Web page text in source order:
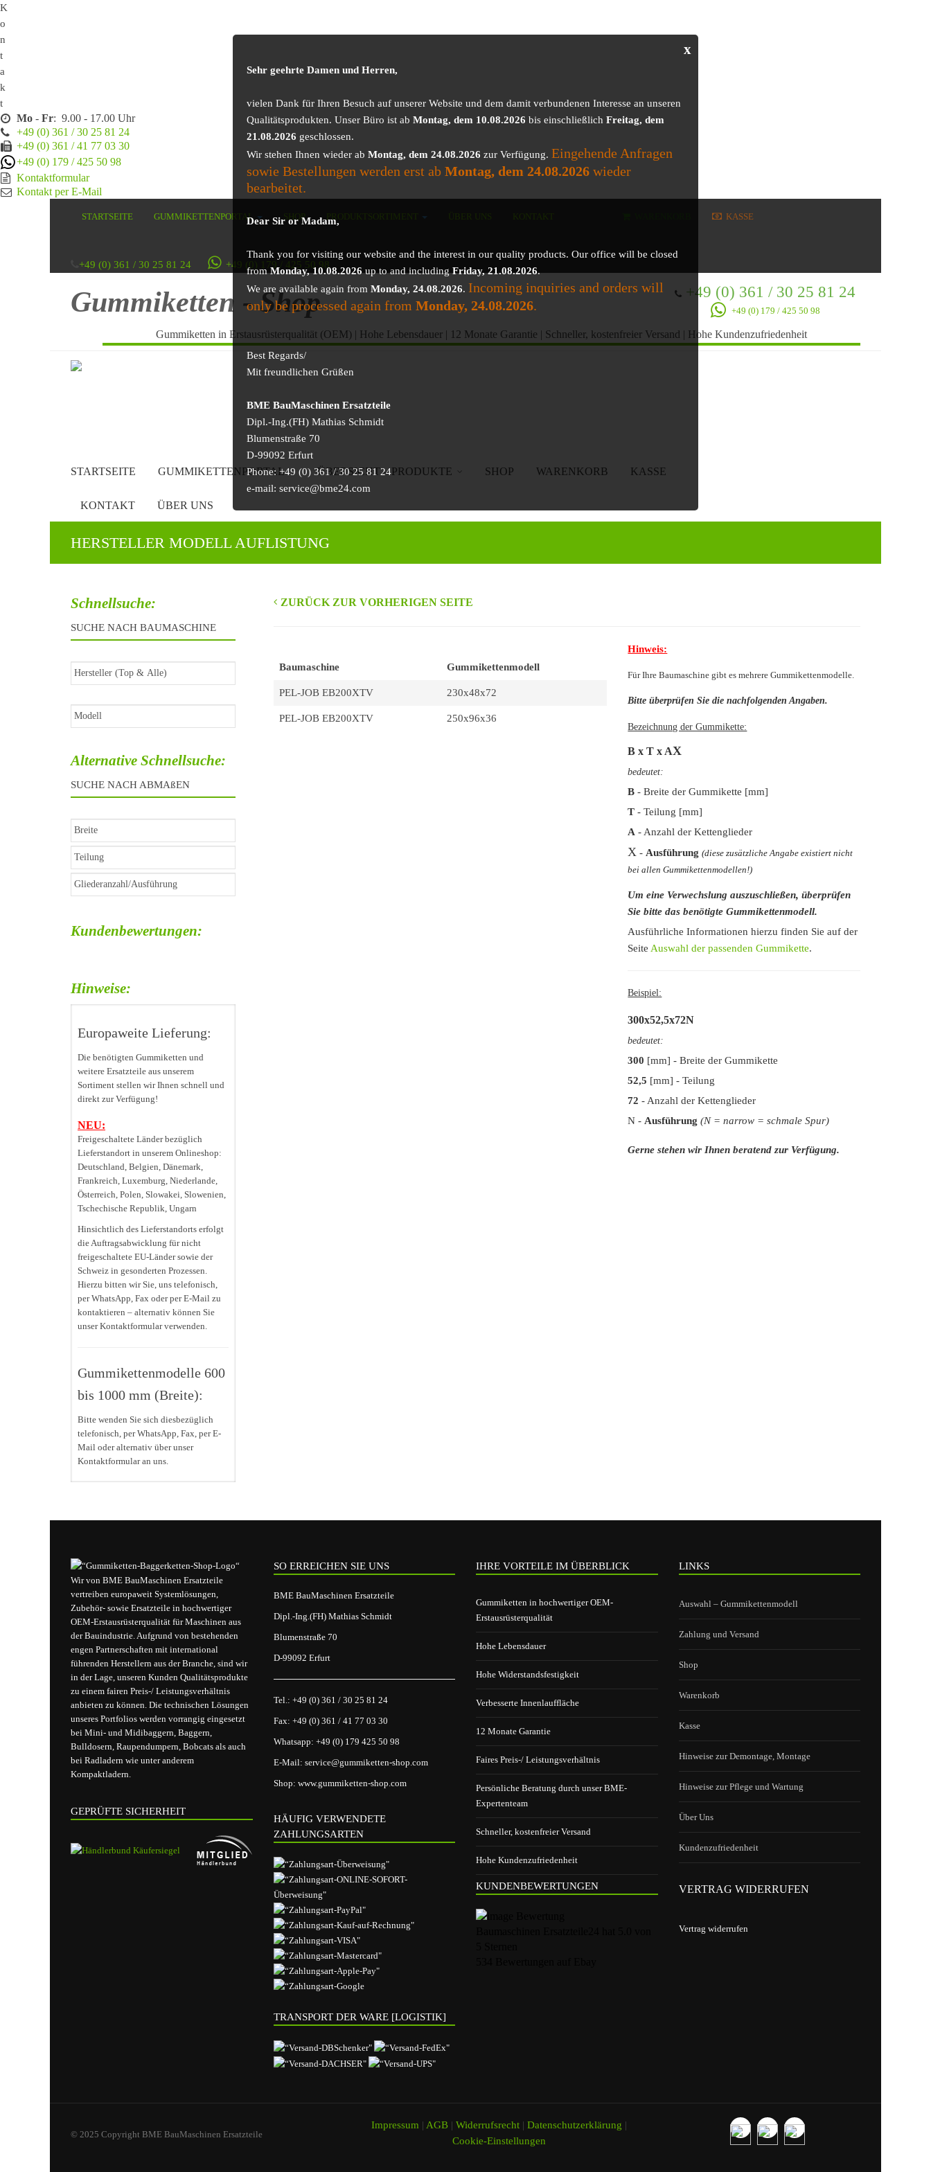
K
o
n
t
a
k
t
Mo - Fr: 9.00 - 17.00 Uhr
+49 (0) 361 / 30 25 81 24
+49 (0) 361 / 41 77 03 30
+49 (0) 179 / 425 50 98
Kontaktformular
Kontakt per E-Mail
STARTSEITE GUMMIKETTENPORTAL SHOP PRODUKTSORTIMENT ÜBER UNS KONTAKT KASSE
+49 (0) 361 / 30 25 81 24 +49 (0) 179 / 425 50 98
+49 (0) 361 / 30 25 81 24
+49 (0) 179 / 425 50 98
Gummiketten - Shop
x
Sehr geehrte Damen und Herren,
vielen Dank für Ihren Besuch auf unserer Website und dem damit verbundenen Interesse an unseren
Qualitätsprodukten. Unser Büro ist ab Montag, dem 10.08.2026 bis einschließlich Freitag, dem
21.08.2026 geschlossen.
Wir stehen Ihnen wieder ab Montag, dem 24.08.2026 zur Verfügung. Eingehende Anfragen
sowie Bestellungen werden erst ab Montag, dem 24.08.2026 wieder
bearbeitet.
Dear Sir or Madam,
Thank you for visiting our website and the interest in our quality products. Our office will be closed
fromMonday, 10.08.2026up to and includingFriday, 21.08.2026.
We are available again from Monday, 24.08.2026. Incoming inquiries and orders will
only be processed again from Monday, 24.08.2026.
Best Regards/
Mit freundlichen Grüßen
BME BauMaschinen Ersatzteile
Dipl.-Ing.(FH) Mathias Schmidt
Blumenstraße 70
D-99092 Erfurt
Phone: +49 (0) 361 / 30 25 81 24
e-mail: service@bme24.com
Gummiketten in Erstausrüsterqualität (OEM) | Hohe Lebensdauer | 12 Monate Garantie | Schneller, kostenfreier Versand | Hohe Kundenzufriedenheit
STARTSEITE GUMMIKETTENPORTAL ÜBERSICHT – PRODUKTE SHOP WARENKORB KASSE
KONTAKT ÜBER UNS
HERSTELLER MODELL AUFLISTUNG
ZURÜCK ZUR VORHERIGEN SEITE
Baumaschine Gummikettenmodell
PEL-JOB EB200XTV 230x48x72
PEL-JOB EB200XTV 250x96x36
Hinweis:
Für Ihre Baumaschine gibt es mehrere Gummikettenmodelle.
Bitte überprüfen Sie die nachfolgenden Angaben.
Bezeichnung der Gummikette:
B x T x AX
bedeutet:
B - Breite der Gummikette [mm]
T - Teilung [mm]
A - Anzahl der Kettenglieder
X - Ausführung (diese zusätzliche Angabe existiert nicht
bei allen Gummikettenmodellen!)
Um eine Verwechslung auszuschließen, überprüfen
Sie bitte das benötigte Gummikettenmodell.
Ausführliche Informationen hierzu finden Sie auf der
Seite Auswahl der passenden Gummikette.
Beispiel:
300x52,5x72N
bedeutet:
300 [mm] - Breite der Gummikette
52,5 [mm] - Teilung
72 - Anzahl der Kettenglieder
N - Ausführung (N = narrow = schmale Spur)
Gerne stehen wir Ihnen beratend zur Verfügung.
Schnellsuche:
SUCHE NACH BAUMASCHINE
Alternative Schnellsuche:
SUCHE NACH ABMAßEN
Kundenbewertungen:
Hinweise:
Europaweite Lieferung:
Die benötigten Gummiketten und
weitere Ersatzteile aus unserem
Sortiment stellen wir Ihnen schnell und
direkt zur Verfügung!
NEU:
Freigeschaltete Länder bezüglich
Lieferstandort in unserem Onlineshop:
Deutschland, Belgien, Dänemark,
Frankreich, Luxemburg, Niederlande,
Österreich, Polen, Slowakei, Slowenien,
Tschechische Republik, Ungarn
Hinsichtlich des Lieferstandorts erfolgt
die Auftragsabwicklung für nicht
freigeschaltete EU-Länder sowie der
Schweiz in gesonderten Prozessen.
Hierzu bitten wir Sie, uns telefonisch,
per WhatsApp, Fax oder per E-Mail zu
kontaktieren – alternativ können Sie
unser Kontaktformular verwenden.
Gummikettenmodelle 600
bis 1000 mm (Breite):
Bitte wenden Sie sich diesbezüglich
telefonisch, per WhatsApp, Fax, per E-
Mail oder alternativ über unser
Kontaktformular an uns.
Wir von BME BauMaschinen Ersatzteile
vertreiben europaweit Systemlösungen,
Zubehör- sowie Ersatzteile in hochwertiger
OEM-Erstausrüsterqualität für Maschinen aus
der Bauindustrie. Aufgrund von bestehenden
engen Partnerschaften mit international
führenden Herstellern aus der Branche, sind wir
in der Lage, unseren Kunden Qualitätsprodukte
zu einem fairen Preis-/ Leistungsverhältnis
anbieten zu können. Die technischen Lösungen
unseres Portfolios werden vorrangig eingesetzt
bei Mini- und Midibaggern, Baggern,
Bulldosern, Raupendumpern, Bobcats als auch
bei Radladern wie unter anderem
Kompaktladern.
GEPRÜFTE SICHERHEIT
SO ERREICHEN SIE UNS
BME BauMaschinen Ersatzteile
Dipl.-Ing.(FH) Mathias Schmidt
Blumenstraße 70
D-99092 Erfurt
Tel.: +49 (0) 361 / 30 25 81 24
Fax: +49 (0) 361 / 41 77 03 30
Whatsapp: +49 (0) 179 425 50 98
E-Mail: service@gummiketten-shop.com
Shop: www.gummiketten-shop.com
HÄUFIG VERWENDETE
ZAHLUNGSARTEN
TRANSPORT DER WARE [LOGISTIK]
IHRE VORTEILE IM ÜBERBLICK
Gummiketten in hochwertiger OEM-
Erstausrüsterqualität
Hohe Lebensdauer
Hohe Widerstandsfestigkeit
Verbesserte Innenlauffläche
12 Monate Garantie
Faires Preis-/ Leistungsverhältnis
Persönliche Beratung durch unser BME-
Expertenteam
Schneller, kostenfreier Versand
Hohe Kundenzufriedenheit
KUNDENBEWERTUNGEN
LINKS
Auswahl – Gummikettenmodell
Zahlung und Versand
Shop
Warenkorb
Kasse
Hinweise zur Demontage, Montage
Hinweise zur Pflege und Wartung
Über Uns
Kundenzufriedenheit
VERTRAG WIDERRUFEN
Vertrag widerrufen
© 2025 Copyright BME BauMaschinen Ersatzteile
Impressum | AGB | Widerrufsrecht | Datenschutzerklärung |
Cookie-Einstellungen